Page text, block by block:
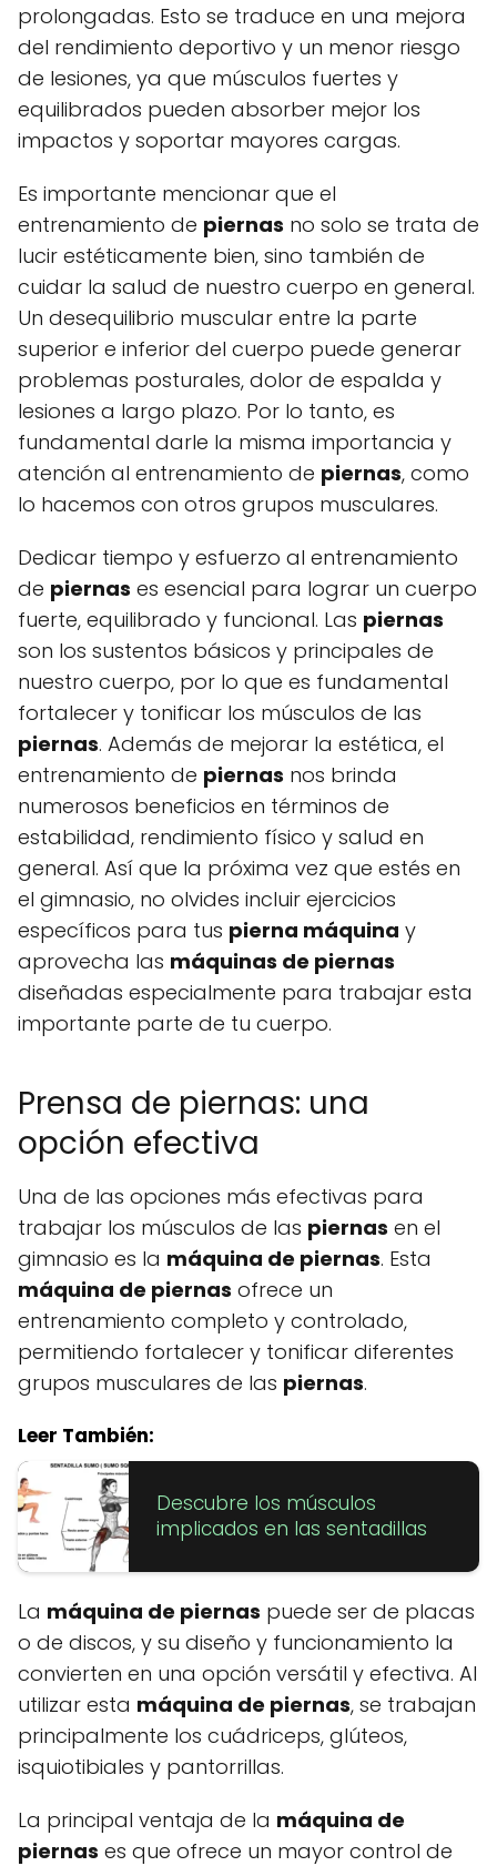
prolongadas. Esto se traduce en una mejora
del rendimiento deportivo y un menor riesgo
de lesiones, ya que músculos fuertes y
equilibrados pueden absorber mejor los
impactos y soportar mayores cargas.
Es importante mencionar que el
entrenamiento de piernas no solo se trata de
lucir estéticamente bien, sino también de
cuidar la salud de nuestro cuerpo en general.
Un desequilibrio muscular entre la parte
superior e inferior del cuerpo puede generar
problemas posturales, dolor de espalda y
lesiones a largo plazo. Por lo tanto, es
fundamental darle la misma importancia y
atención al entrenamiento de piernas, como
lo hacemos con otros grupos musculares.
Dedicar tiempo y esfuerzo al entrenamiento
de piernas es esencial para lograr un cuerpo
fuerte, equilibrado y funcional. Las piernas
son los sustentos básicos y principales de
nuestro cuerpo, por lo que es fundamental
fortalecer y tonificar los músculos de las
piernas. Además de mejorar la estética, el
entrenamiento de piernas nos brinda
numerosos beneficios en términos de
estabilidad, rendimiento físico y salud en
general. Así que la próxima vez que estés en
el gimnasio, no olvides incluir ejercicios
específicos para tus pierna máquina y
aprovecha las máquinas de piernas
diseñadas especialmente para trabajar esta
importante parte de tu cuerpo.
Prensa de piernas: una
opción efectiva
Una de las opciones más efectivas para
trabajar los músculos de las piernas en el
gimnasio es la máquina de piernas. Esta
máquina de piernas ofrece un
entrenamiento completo y controlado,
permitiendo fortalecer y tonificar diferentes
grupos musculares de las piernas.
Leer También:
Descubre los músculos
implicados en las sentadillas
La máquina de piernas puede ser de placas
o de discos, y su diseño y funcionamiento la
convierten en una opción versátil y efectiva. Al
utilizar esta máquina de piernas, se trabajan
principalmente los cuádriceps, glúteos,
isquiotibiales y pantorrillas.
La principal ventaja de la máquina de
piernas es que ofrece un mayor control de